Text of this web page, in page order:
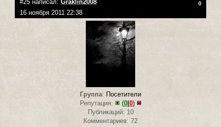
#25 написал: Graklin2008 0
16 ноября 2011 22:38
Группа: Посетители
Репутация:
(0| 0)
Публикаций: 10
Комментариев: 72